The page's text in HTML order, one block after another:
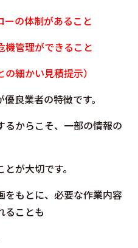
の体制があること
管理ができること
細かい見積提示）
良業者の特徴です。
るからこそ、一部の情報の
が大切です。
をもとに、必要な作業内容
ることも